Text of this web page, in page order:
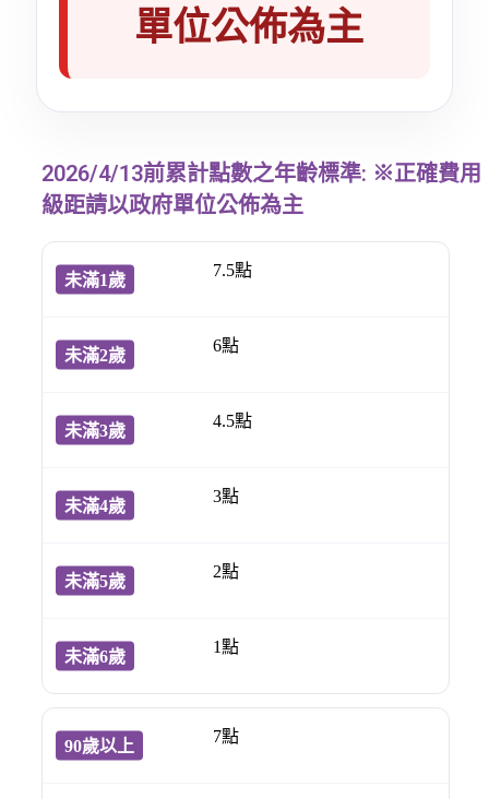
單位公佈為主
2026/4/13前累計點數之年齡標準: ※正確費用
級距請以政府單位公佈為主
7.5點
6點
4.5點
3點
2點
1點
7點